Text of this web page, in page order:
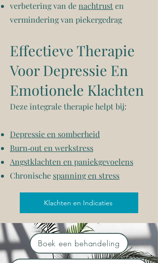
verbetering van de nachtrusten
vermindering van piekergedrag
Effectieve Therapie
Voor Depressie En
Emotionele Klachten
Deze integrale therapie helpt bij:
Depressie en somberheid
Burn‑out en werkstress
Angstklachten en paniekgevoelens
Chronische spanning en stress
Klachten en Indicaties
Boek een behandeling